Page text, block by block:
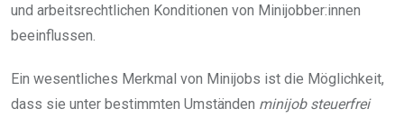
und arbeitsrechtlichen Konditionen von Minijobber:innen
beeinflussen.
Ein wesentliches Merkmal von Minijobs ist die Möglichkeit,
dass sie unter bestimmten Umständen minijob steuerfrei